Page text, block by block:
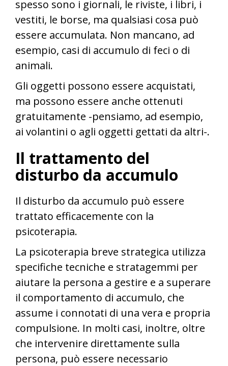
spesso sono i giornali, le riviste, i libri, i
vestiti, le borse, ma qualsiasi cosa può
essere accumulata. Non mancano, ad
esempio, casi di accumulo di feci o di
animali.
Gli oggetti possono essere acquistati,
ma possono essere anche ottenuti
gratuitamente -pensiamo, ad esempio,
ai volantini o agli oggetti gettati da altri-.
Il trattamento del
disturbo da accumulo
Il disturbo da accumulo può essere
trattato efficacemente con la
psicoterapia.
La psicoterapia breve strategica utilizza
specifiche tecniche e stratagemmi per
aiutare la persona a gestire e a superare
il comportamento di accumulo, che
assume i connotati di una vera e propria
compulsione. In molti casi, inoltre, oltre
che intervenire direttamente sulla
persona, può essere necessario